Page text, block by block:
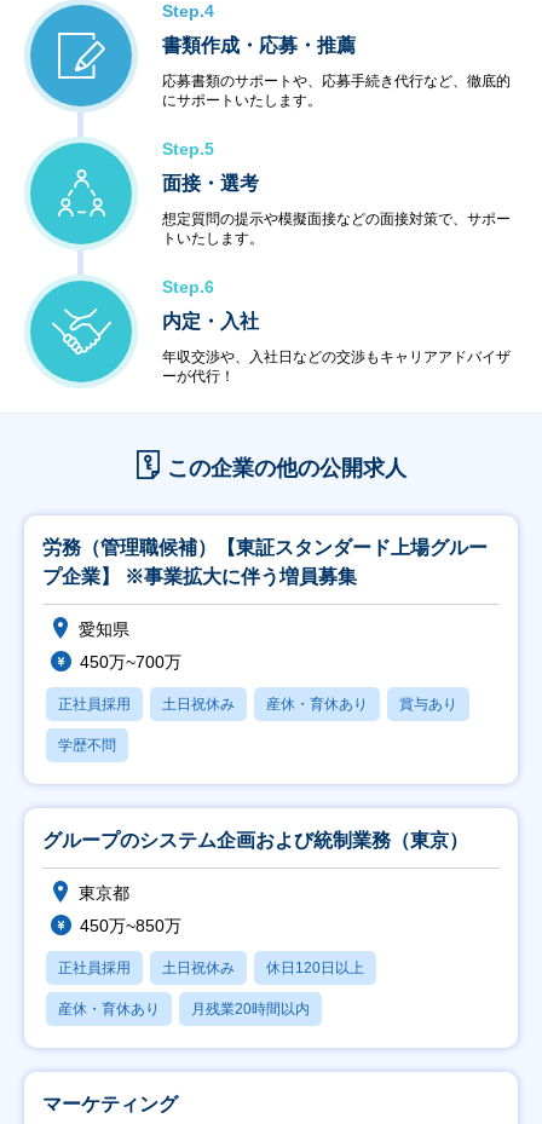
Step.4
書類作成・応募・推薦
応募書類のサポートや、応募手続き代行など、徹底的
にサポートいたします。
Step.5
面接・選考
想定質問の提示や模擬面接などの面接対策で、サポー
トいたします。
Step.6
内定・入社
年収交渉や、入社日などの交渉もキャリアアドバイザ
ーが代行！
この企業の他の公開求人
労務（管理職候補）【東証スタンダード上場グルー
プ企業】 ※事業拡大に伴う増員募集
愛知県
450万~700万
正社員採用 土日祝休み 産休・育休あり 賞与あり
学歴不問
グループのシステム企画および統制業務（東京）
東京都
450万~850万
正社員採用 土日祝休み 休日120日以上
産休・育休あり 月残業20時間以内
マーケティング